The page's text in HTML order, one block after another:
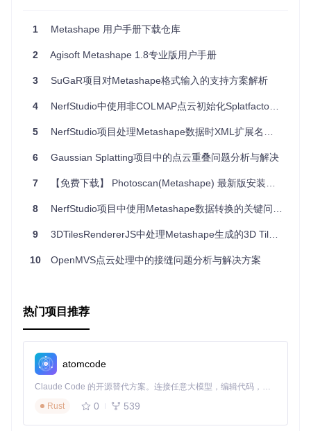
灵活性高：Python脚本提供了强大的编程能力，可以根据项
易于集成：能够与Metashape Pro的现有工作流程无缝融
合，提高工作效率。
总之，无论你是Metashape Pro的初级用户还是经验丰富的专
业人员，Metashape Pro Python Scripts 都是一个值得尝
重建任务，同时也能享受到开源社区的共享精神和创新力量。
1 Metashape 用户手册下载仓库
2 Agisoft Metashape 1.8专业版用户手册
3 SuGaR项目对Metashape格式输入的支持方案解析
4 NerfStudio中使用非COLMAP点云初始化Splatfacto的技术解析
5 NerfStudio项目处理Metashape数据时XML扩展名问题的解决方案
6 Gaussian Splatting项目中的点云重叠问题分析与解决
7 【免费下载】 Photoscan(Metashape) 最新版安装教程2.0.2.mp4
8 NerfStudio项目中使用Metashape数据转换的关键问题解析
9 3DTilesRendererJS中处理Metashape生成的3D Tiles位置偏移问题
10 OpenMVS点云处理中的接缝问题分析与解决方案
热门项目推荐
atomcode
Claude Code 的开源替代方案。连接任意大模型，编辑代码，运行命令，自动验证 — 全自动执行。用 Rust 构建，极致性能。 ｜ An open-source alternative to Claude Code. Connect any LLM, edit code, run commands, and verify changes — autonomously. Built in Rust for speed. Get Started
Rust
0 539